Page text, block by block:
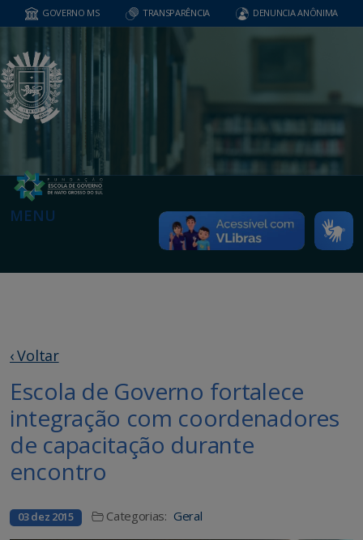
GOVERNO MS TRANSPARÊNCIA DENUNCIA ANÔNIMA
MENU
‹ Voltar
Escola de Governo fortalece
integração com coordenadores
de capacitação durante
encontro
03 dez 2015 Categorias: Geral